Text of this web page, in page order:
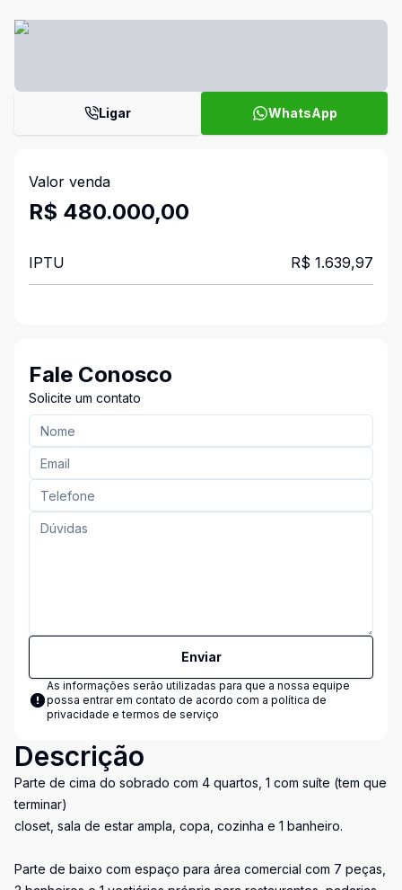
Ligar WhatsApp
Valor venda
R$ 480.000,00
IPTU R$ 1.639,97
Fale Conosco
Solicite um contato
Enviar
As informações serão utilizadas para que a nossa equipe
possa entrar em contato de acordo com a política de
privacidade e termos de serviço
Descrição
Parte de cima do sobrado com 4 quartos, 1 com suíte (tem que
terminar)
closet, sala de estar ampla, copa, cozinha e 1 banheiro.
Parte de baixo com espaço para área comercial com 7 peças,